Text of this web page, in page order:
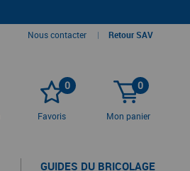
Nous contacter | Retour SAV
0
Favoris
0
Mon panier
GUIDES DU BRICOLAGE